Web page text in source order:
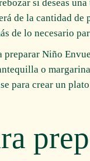
si deseas
de la cantidad de
de lo necesario
preparar Niño
o
para crear un